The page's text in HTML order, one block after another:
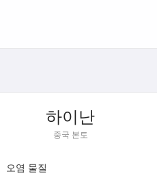
하이난
중국 본토
오염 물질